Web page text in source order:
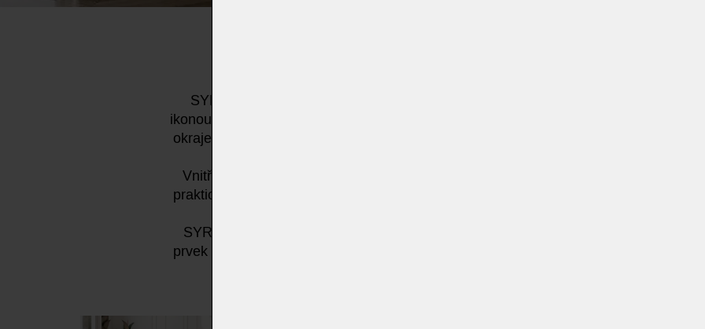
SYRA je elegantní třídveřová komoda, která se díky svým zaobleným tvarům a
ikonou nadčasového designu. Tento ručně vyrobený příborník kombinuje dýhovanou
okrajem v lakovaném bronzovém provedení. Celek spočívá na čtyřech kovových
Vnitřní prostor je řešen s důrazem na funkčnost i eleganci – police mohou být
praktickými policemi z kouřového skla. Charakteristickým prvkem komody je jemný
SYRA se dokonale uplatní nejen jako solitér podél stěny, ale i jako stylový prvek v
prvek mezi kuchyní a obývacím pokojem. V každém prostoru působí jako výrazný